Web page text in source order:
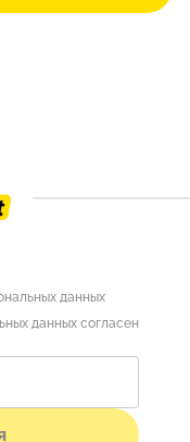
данных
данных согласен